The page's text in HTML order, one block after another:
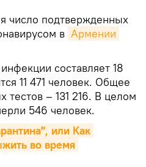
число подтвержденных
в Армении
составляет 18
11 471 человек. Общее
тестов – 131 216. В целом
546 человек.
или Как
во время